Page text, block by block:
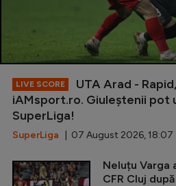
LIVE SCORE
UTA Arad -
iAMsport.ro. Giuleștenii pot
SuperLiga!
SuperLiga | 07 August 2026, 18:07
Neluțu Varga
CFR Cluj